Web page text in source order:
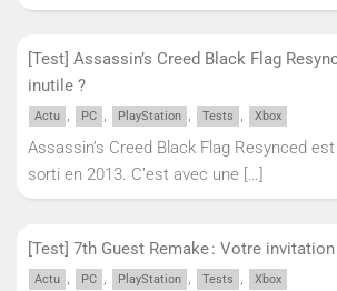
[Test] Assassin’s Creed Black Flag
inutile ?
Actu , PC , PlayStation , Tests , Xbox
Assassin’s Creed Black Flag Resynced
sorti en 2013. C’est avec une […]
[Test] 7th Guest Remake : Votre
Actu , PC , PlayStation , Tests , Xbox